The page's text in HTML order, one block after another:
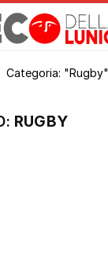
Categoria: "Rugby"
RUGBY